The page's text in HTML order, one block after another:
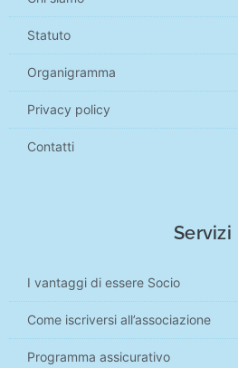
Statuto
Organigramma
Privacy policy
Contatti
Servizi
I vantaggi di essere Socio
Come iscriversi all’associazione
Programma assicurativo